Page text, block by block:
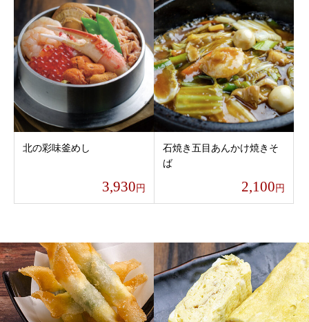
北の彩味釜めし
3,930円
石焼き五目あんかけ焼きそ
ば
2,100円